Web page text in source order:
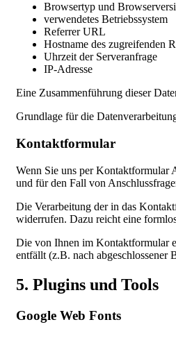
Browsertyp und
verwendetes Betriebssystem
Referrer URL
Hostname des zugreifenden
Uhrzeit der Serveranfrage
IP-Adresse
Eine Zusammenführung dieser
Grundlage für die
Kontaktformular
Wenn Sie uns per Kontaktformular
und für den Fall von
Die Verarbeitung der in das
widerrufen. Dazu reicht eine
Die von Ihnen im Kontaktformular
entfällt (z.B. nach abgeschlossener
5. Plugins und Tools
Google Web Fonts